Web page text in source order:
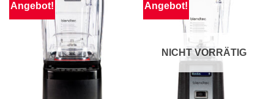
Angebot! Angebot!
NICHT VORRÄTIG